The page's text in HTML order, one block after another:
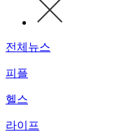
전체뉴스
피플
헬스
라이프